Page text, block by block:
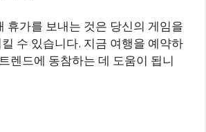
휴가를 보내는 것은 당신의 게임을
수 있습니다. 지금 여행을 예약하
렌드에 동참하는 데 도움이 됩니